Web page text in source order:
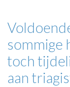
sommige
toch
aan